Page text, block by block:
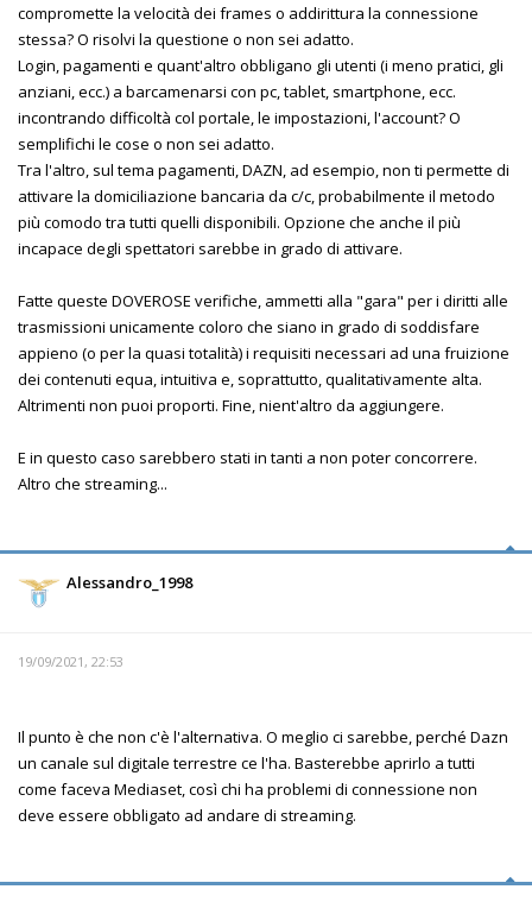
compromette la velocità dei frames o addirittura la connessione
stessa? O risolvi la questione o non sei adatto.
Login, pagamenti e quant'altro obbligano gli utenti (i meno pratici, gli
anziani, ecc.) a barcamenarsi con pc, tablet, smartphone, ecc.
incontrando difficoltà col portale, le impostazioni, l'account? O
semplifichi le cose o non sei adatto.
Tra l'altro, sul tema pagamenti, DAZN, ad esempio, non ti permette di
attivare la domiciliazione bancaria da c/c, probabilmente il metodo
più comodo tra tutti quelli disponibili. Opzione che anche il più
incapace degli spettatori sarebbe in grado di attivare.
Fatte queste DOVEROSE verifiche, ammetti alla "gara" per i diritti alle
trasmissioni unicamente coloro che siano in grado di soddisfare
appieno (o per la quasi totalità) i requisiti necessari ad una fruizione
dei contenuti equa, intuitiva e, soprattutto, qualitativamente alta.
Altrimenti non puoi proporti. Fine, nient'altro da aggiungere.
E in questo caso sarebbero stati in tanti a non poter concorrere.
Altro che streaming...
Alessandro_1998
19/09/2021, 22:53
Il punto è che non c'è l'alternativa. O meglio ci sarebbe, perché Dazn
un canale sul digitale terrestre ce l'ha. Basterebbe aprirlo a tutti
come faceva Mediaset, così chi ha problemi di connessione non
deve essere obbligato ad andare di streaming.